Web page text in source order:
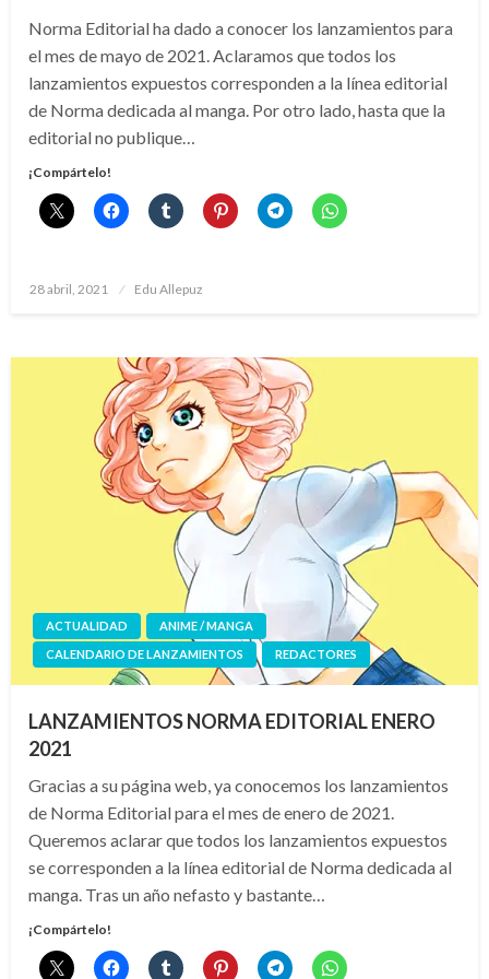
Norma Editorial ha dado a conocer los lanzamientos para
el mes de mayo de 2021. Aclaramos que todos los
lanzamientos expuestos corresponden a la línea editorial
de Norma dedicada al manga. Por otro lado, hasta que la
editorial no publique…
¡Compártelo!
Publicado
28 abril, 2021 Edu Allepuz
ACTUALIDAD
ANIME / MANGA
CALENDARIO DE LANZAMIENTOS
REDACTORES
LANZAMIENTOS NORMA EDITORIAL ENERO
2021
Gracias a su página web, ya conocemos los lanzamientos
de Norma Editorial para el mes de enero de 2021.
Queremos aclarar que todos los lanzamientos expuestos
se corresponden a la línea editorial de Norma dedicada al
manga. Tras un año nefasto y bastante…
¡Compártelo!